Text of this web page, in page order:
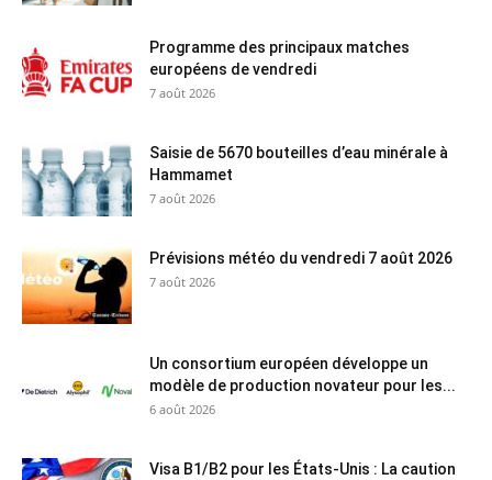
Programme des principaux matches
européens de vendredi
7 août 2026
Saisie de 5670 bouteilles d’eau minérale à
Hammamet
7 août 2026
Prévisions météo du vendredi 7 août 2026
7 août 2026
Un consortium européen développe un
modèle de production novateur pour les...
6 août 2026
Visa B1/B2 pour les États-Unis : La caution